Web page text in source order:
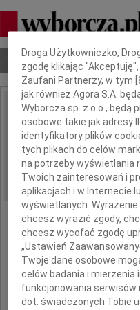
Nekrologi Odeszli
IMIĘ I NAZWISKO:
REGION: Szczecin
DATA EMISJI: 23.01.2010
Dbamy o Twoją prywatność
Droga Użytkowniczko,
zgodę klikając
Zaufani Partnerzy, w tym [
jak również Agora S.A.
Wyborcza sp. z o.o., będą
osobowe takie jak adresy
identyfikatory plików
tych plikach do celów
na potrzeby wyświetlania
Twoich zainteresowań i
aplikacjach i w Internecie
wyświetlanych.
chcesz wyrazić zgody,
chcesz wycofać zgodę
„Ustawień
Twoje dane osobowe
celów badania i
funkcjonowania serwisów
dot. świadczonych Tobie